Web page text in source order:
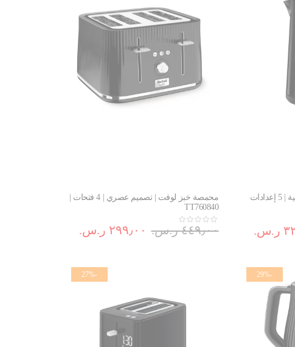
غلاية سمارتن لايت 1.5 لتر رقمية | 5 إعدادات
محمصة خبز لوفت | تصميم عصري | 4 فتحات |
TT760840
٢٩٩٫٠٠ ر.س.‏ ٤٤٩٫٠٠ ر.س.‏
-29%
-27%